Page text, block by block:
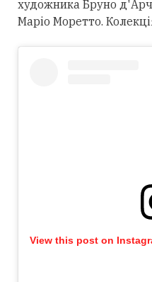
художника Бруно
Маріо Моретто.
View this post on